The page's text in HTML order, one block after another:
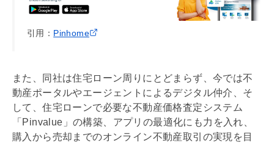
引用： Pinhome
また、同社は住宅ローン周りにとどまらず、今では不
動産ポータルやエージェントによるデジタル仲介、そ
して、住宅ローンで必要な不動産価格査定システム
「Pinvalue」の構築、アプリの最適化にも力を入れ、
購入から売却までのオンライン不動産取引の実現を目